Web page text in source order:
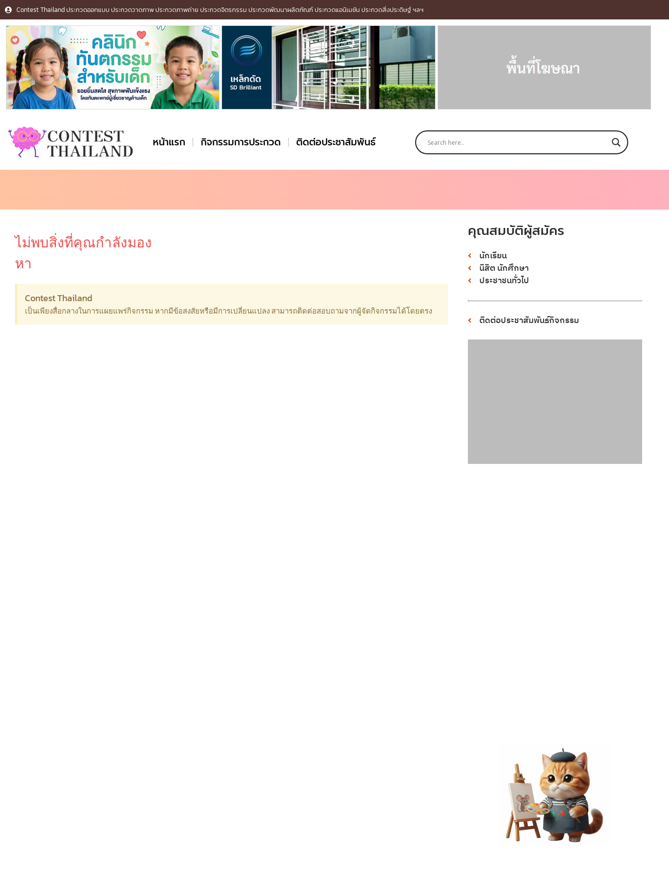
Contest Thailand ประกวดออกแบบ ประกวดวาดภาพ ประกวดภาพถ่าย ประกวดจิตรกรรม ประกวดพัฒนาผลิตภัณฑ์ ประกวดแอนิเมชัน ประกวดสิ่งประดิษฐ์ ฯลฯ
หน้าแรก กิจกรรมการประกวด ติดต่อประชาสัมพันธ์
ไม่พบสิ่งที่คุณกำลังมอง
หา
Contest Thailand
เป็นเพียงสื่อกลางในการแผยแพร่กิจกรรม หากมีข้อสงสัยหรือมีการเปลี่ยนแปลง สามารถติดต่อสอบถามจากผู้จัดกิจกรรมได้โดยตรง
คุณสมบัติผู้สมัคร
นักเรียน
นิสิต นักศึกษา
ประชาชนทั่วไป
ติดต่อประชาสัมพันธ์กิจกรรม